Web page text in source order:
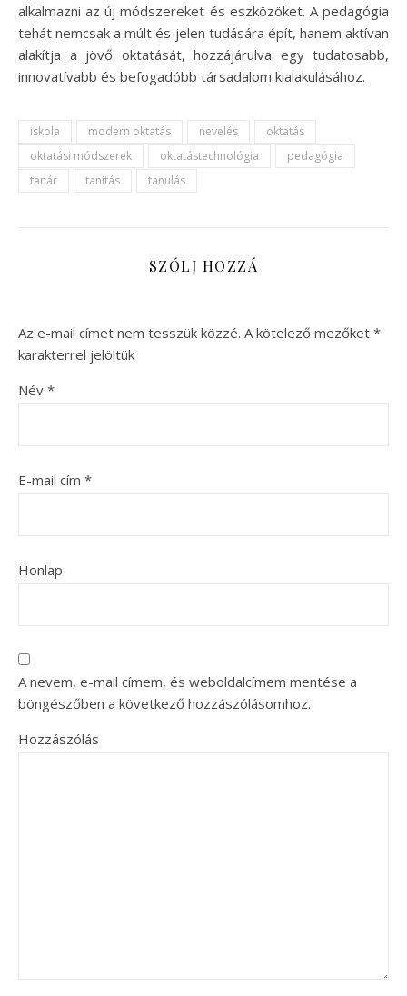
alkalmazni az új módszereket és eszközöket. A pedagógia
tehát nemcsak a múlt és jelen tudására épít, hanem aktívan
alakítja a jövő oktatását, hozzájárulva egy tudatosabb,
innovatívabb és befogadóbb társadalom kialakulásához.
iskola modern oktatás nevelés
oktatás
oktatási módszerek
oktatástechnológia
pedagógia
tanár
tanítás tanulás
SZÓLJ HOZZÁ
Az e-mail címet nem tesszük közzé. A kötelező mezőket *
karakterrel jelöltük
Név *
E-mail cím *
Honlap
A nevem, e-mail címem, és weboldalcímem mentése a
böngészőben a következő hozzászólásomhoz.
Hozzászólás